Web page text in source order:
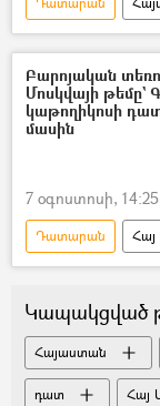
եպիսկոպոս
Տեսանյութեր
Բարոյական
Մոսկվայի թեմը`
կաթողիկոսի
մասին
7 օգոստոսի, 14:25
Դատարան
Ամենայն Հայոց
Կապակցված
Հայաստան
դատ Հայ